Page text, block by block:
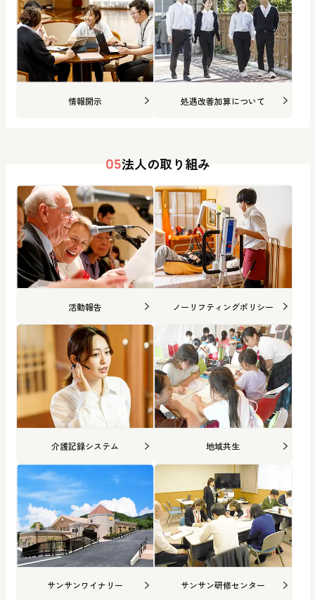
情報開示 処遇改善加算について
05法人の取り組み
活動報告 ノーリフティングポリシー
介護記録システム 地域共生
サンサンワイナリー サンサン研修センター